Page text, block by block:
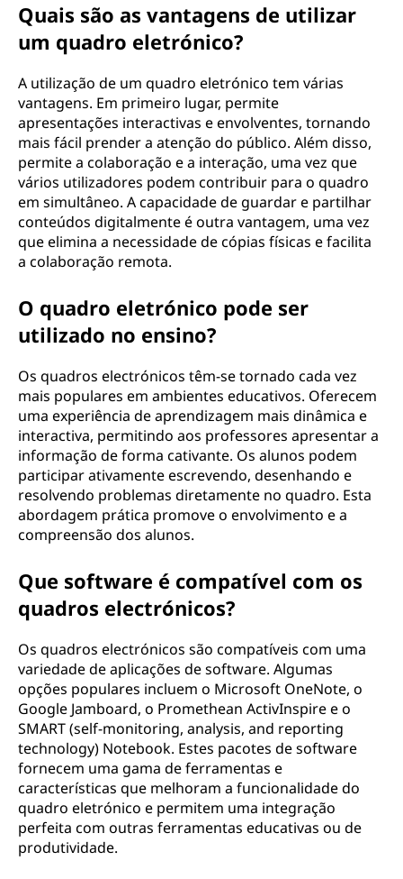
Quais são as vantagens de utilizar
um quadro eletrónico?
A utilização de um quadro eletrónico tem várias
vantagens. Em primeiro lugar, permite
apresentações interactivas e envolventes, tornando
mais fácil prender a atenção do público. Além disso,
permite a colaboração e a interação, uma vez que
vários utilizadores podem contribuir para o quadro
em simultâneo. A capacidade de guardar e partilhar
conteúdos digitalmente é outra vantagem, uma vez
que elimina a necessidade de cópias físicas e facilita
a colaboração remota.
O quadro eletrónico pode ser
utilizado no ensino?
Os quadros electrónicos têm-se tornado cada vez
mais populares em ambientes educativos. Oferecem
uma experiência de aprendizagem mais dinâmica e
interactiva, permitindo aos professores apresentar a
informação de forma cativante. Os alunos podem
participar ativamente escrevendo, desenhando e
resolvendo problemas diretamente no quadro. Esta
abordagem prática promove o envolvimento e a
compreensão dos alunos.
Que software é compatível com os
quadros electrónicos?
Os quadros electrónicos são compatíveis com uma
variedade de aplicações de software. Algumas
opções populares incluem o Microsoft OneNote, o
Google Jamboard, o Promethean ActivInspire e o
SMART (self-monitoring, analysis, and reporting
technology) Notebook. Estes pacotes de software
fornecem uma gama de ferramentas e
características que melhoram a funcionalidade do
quadro eletrónico e permitem uma integração
perfeita com outras ferramentas educativas ou de
produtividade.